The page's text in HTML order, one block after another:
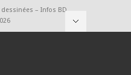
– Infos BD,